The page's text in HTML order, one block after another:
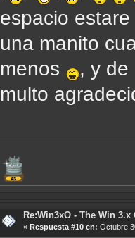
espacio
una manito
menos
, y de
multo
Re:Win3xO - The Win
« Respuesta #10 en: Octubre